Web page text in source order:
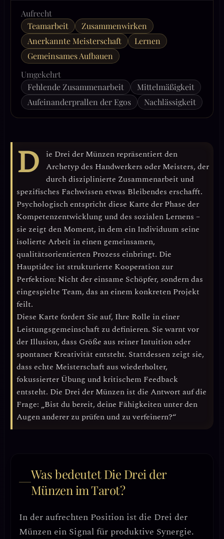
Aufrecht
Teamarbeit
Zusammenwirken
Anerkannte Meisterschaft
Lernen
Gemeinsames Aufbauen
Umgekehrt
Fehlende Zusammenarbeit
Mittelmäßigkeit
Aufeinanderprallen der Egos
Nachlässigkeit
D ie Drei der Münzen repräsentiert den
Archetyp des Handwerkers oder Meisters, der
durch disziplinierte Zusammenarbeit und
spezifisches Fachwissen etwas Bleibendes erschafft.
Psychologisch entspricht diese Karte der Phase der
Kompetenzentwicklung und des sozialen Lernens –
sie zeigt den Moment, in dem ein Individuum seine
isolierte Arbeit in einen gemeinsamen,
qualitätsorientierten Prozess einbringt. Die
Hauptidee ist strukturierte Kooperation zur
Perfektion: Nicht der einsame Schöpfer, sondern das
eingespielte Team, das an einem konkreten Projekt
feilt.
Diese Karte fordert Sie auf, Ihre Rolle in einer
Leistungsgemeinschaft zu definieren. Sie warnt vor
der Illusion, dass Größe aus reiner Intuition oder
spontaner Kreativität entsteht. Stattdessen zeigt sie,
dass echte Meisterschaft aus wiederholter,
fokussierter Übung und kritischem Feedback
entsteht. Die Drei der Münzen ist die Antwort auf die
Frage: „Bist du bereit, deine Fähigkeiten unter den
Augen anderer zu prüfen und zu verfeinern?“
Was bedeutet Die Drei der
Münzen im Tarot?
In der aufrechten Position ist die Drei der
Münzen ein Signal für produktive Synergie.